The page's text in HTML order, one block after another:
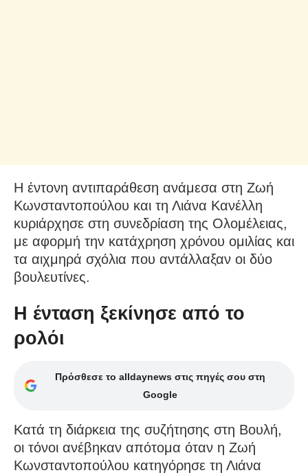
Η έντονη αντιπαράθεση ανάμεσα στη Ζωή
Κωνσταντοπούλου και τη Λιάνα Κανέλλη
κυριάρχησε στη συνεδρίαση της Ολομέλειας,
με αφορμή την κατάχρηση χρόνου ομιλίας και
τα αιχμηρά σχόλια που αντάλλαξαν οι δύο
βουλευτίνες.
Η ένταση ξεκίνησε από το
ρολόι
Πρόσθεσε το alldaynews στις πηγές σου στη
Google
Κατά τη διάρκεια της συζήτησης στη Βουλή,
οι τόνοι ανέβηκαν απότομα όταν η Ζωή
Κωνσταντοπούλου κατηγόρησε τη Λιάνα